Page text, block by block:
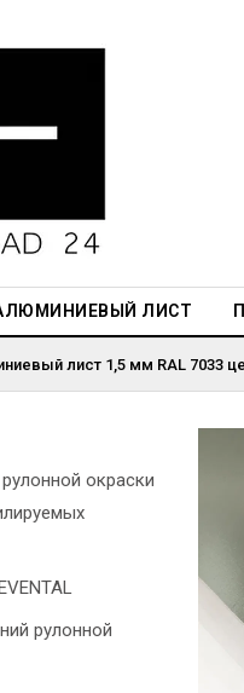
ЛИСТ
лист 1,5 мм RAL 7033
окраски
рулонной